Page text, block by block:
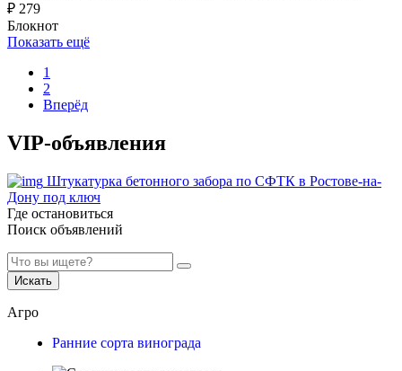
₽ 279
Блокнот
Показать ещё
1
2
Вперёд
VIP-объявления
Штукатурка бетонного забора по СФТК в Ростове-на-
Дону под ключ
Где остановиться
Поиск объявлений
Искать
Агро
Ранние сорта винограда